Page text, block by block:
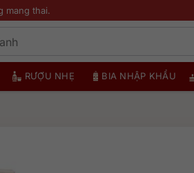
mang thai.
RƯỢU NHẸ BIA NHẬP KHẨU